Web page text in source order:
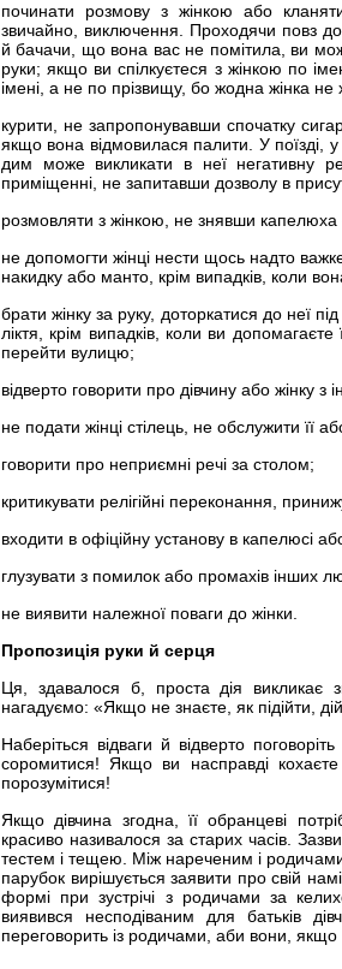
починати розмову з жінкою або
звичайно, виключення. Проходячи повз
й бачачи, що вона вас не помітила, ви
руки; якщо ви спілкуєтеся з жінкою по
імені, а не по прізвищу, бо жодна жінка не
курити, не запропонувавши спочатку
якщо вона відмовилася палити. У поїзді,
дим може викликати в неї негативну
приміщенні, не запитавши дозволу в
розмовляти з жінкою, не знявши
не допомогти жінці нести щось надто
накидку або манто, крім випадків, коли
брати жінку за руку, доторкатися до неї
ліктя, крім випадків, коли ви
перейти вулицю;
відверто говорити про дівчину або жінку з
не подати жінці стілець, не обслужити
говорити про неприємні речі за столом;
критикувати релігійні переконання,
входити в офіційну установу в капелюсі
глузувати з помилок або промахів інших
не виявити належної поваги до жінки.
Пропозиція руки й серця
Ця, здавалося б, проста дія викликає
нагадуємо: «Якщо не знаєте, як підійти,
Наберіться відваги й відверто
соромитися! Якщо ви насправді
порозумітися!
Якщо дівчина згодна, її обранцеві
красиво називалося за старих часів.
тестем і тещею. Між нареченим і
парубок вирішується заявити про свій
формі при зустрічі з родичами за
виявився несподіваним для батьків
переговорить із родичами, аби вони, якщо